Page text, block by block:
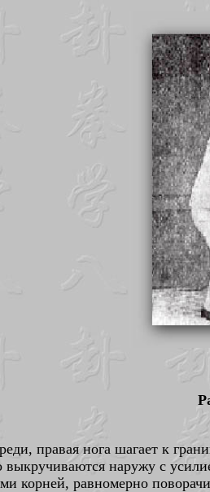
правая нога шагает к
наружу с
корней, равномерно